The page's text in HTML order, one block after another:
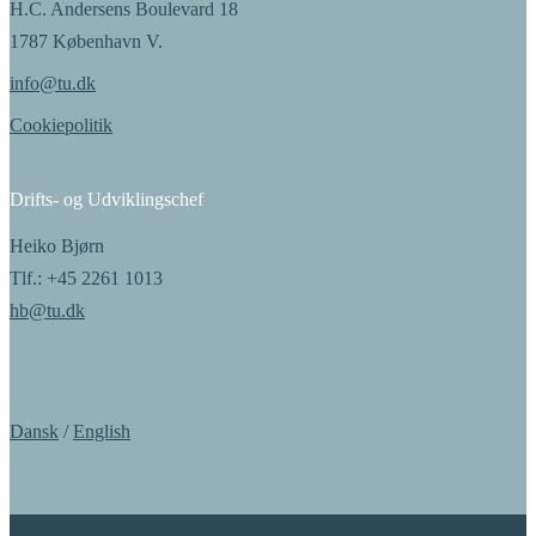
H.C. Andersens Boulevard 18
1787 København V.​​​​‌ ‍ ​‍​‍‌‍ ‌ ​‍‌‍‍‌‌‍‌ ‌‍‍‌‌‍ ‍​‍​‍​ ‍‍​‍​‍‌ ​ ‌‍​‌‌‍ ‍‌‍‍‌‌ ‌​‌ ‍‌​‍ ‍‌‍‍‌‌‍ ​‍​‍​‍ ​​‍​‍‌‍‍​‌ ​‍‌‍‌‌‌‍‌‍​‍​‍​ ‍‍​‍​‍‌‍‍​‌ ‌​‌ ‌​‌ ​​‌ ​ ​ ‍‍​‍ ​‍ ‌ ‌​‌ ‌‌​‍ ‍‌ ​ ‌‍​‌‌‍ ‍‌‍‍‌‌ ‌​‌ ‍‌​‍ ‍‌ ​ ‌ ‌​‌ ‌‌‌‍‌​‌‍‍‌‌‍ ​‍ ‌‍‍‌‌‍ ‍‌ ‌​‌‍‌‌‌‍ ‍‌ ‌​​‍ ‌‍‌‌‌‍‌​‌‍‍‌‌ ‌​​‍ ‌‍ ‌‌‍ ‌‍‌​‌‍‌‌​ ‌‌ ​​‌ ​‍‌‍‌‌‌ ​ ‌‍‌‌‌‍ ‍‌ ‌​‌‍​‌‌ ‌​‌‍‍‌‌‍ ‌‍ ‍​ ‍ ‌‍‍‌‌‍‌​​ ‌‌‍‌‍‌‍ ‌‍ ‌ ‌​‌‍‌‌‌ ​‍​‍ ‌‌‍‌​‌‍​‌​ ‍ ‌ ‌​‌ ‍‌‌ ​​‌‍‌‌​ ‌‌‍‌‍‌‍ ‌‍ ‌ ‌​‌‍‌‌‌ ​‍​ ‍ ‌ ​​‌‍​‌‌ ‌​‌‍‍​​ ‌‌‍​ ‌‍ ‌‍ ​‌ ‌‌‌‍ ‌‌‍ ‍‌ ​ ​‍‌‌​ ‌‌‌​​‍‌‌ ‌‍‍ ‌‍‌‌‌ ‍‌​‍‌‌​ ​ ‌​‌​​‍‌‌​ ​ ‌​‌​​‍‌‌​ ​‍​ ​‍‌‍‌‌​ ‍‌​ ‌ ​ ​‍​ ​​​ ​​‌‍​‌​ ​‌​‍‌‌​ ​‍​ ​‍​‍‌‌​ ‌‌‌​‌​​‍ ‍‌‍​‍‌‍ ‌‍‌​‌ ‍‌​‍‌‌​ ‌‌‌​​‍‌‌ ‌‍‍ ‌‍‌‌‌ ‍‌​‍‌‌​ ​ ‌​‌​​‍‌‌​ ​ ‌​‌​​‍‌‌​ ​‍​ ​‍​ ​ ​ ‌‍​ ‍‌‌‍‌‍‌‍‌​​ ​‌​ ​ ​ ‍‌​‍‌‌​ ​‍​ ​‍​‍‌‌​ ‌‌‌​‌​​‍ ‍‌‍​ ‌‍‍​‌‍‍‌‌‍ ​‌‍‌​‌ ​‍‌‍‌‌‌‍ ‍​‍‌‌​ ‌‌‌​​‍‌‌ ‌‍‍ ‌‍‌‌‌ ‍‌​‍‌‌​ ​ ‌​‌​​‍‌‌​ ​ ‌​‌​​‍‌‌​ ​‍​ ​‍​ ‌ ​ ‌‌​ ​‍‌‍​ ‌‍‌​​ ‌‍​ ‌‍​ ​‍​‍‌‌​ ​‍​ ​‍​‍‌‌​ ‌‌‌​‌​​‍ ‍‌ ‌​‌‍‌‌‌ ‍​‌ ‌​​ ‌‍​‍‌‍​‌‌ ​ ‌‍‌‌‌‌‌‌‌ ​‍‌‍ ​​ ‌‌‍‍​‌ ‌​‌ ‌​‌ ​​‌ ​ ​‍‌‌​ ​ ‌​​‌​‍‌‌​ ​‍‌​‌‍​‍‌‌​ ​‍‌​‌‍‌ ‌​‌ ‌‌​‍ ‍‌ ​ ‌‍​‌‌‍ ‍‌‍‍‌‌ ‌​‌ ‍‌​‍ ‍‌ ​ ‌ ‌​‌ ‌‌‌‍‌​‌‍‍‌‌‍ ​‍‌‍‌‍‍‌‌‍‌​​ ‌‌‍‌‍‌‍ ‌‍ ‌ ‌​‌‍‌‌‌ ​‍​‍ ‌‌‍‌​‌‍​‌​‍‌‍‌ ‌​‌ ‍‌‌ ​​‌‍‌‌​ ‌‌‍‌‍‌‍ ‌‍ ‌ ‌​‌‍‌‌‌ ​‍​‍‌‍‌ ​​‌‍​‌‌ ‌​‌‍‍​​ ‌‌‍​ ‌‍ ‌‍ ​‌ ‌‌‌‍ ‌‌‍ ‍‌ ​ ​‍‌‌​ ‌‌‌​​‍‌‌ ‌‍‍ ‌‍‌‌‌ ‍‌​‍‌‌​ ​ ‌​‌​​‍‌‌​ ​ ‌​‌​​‍‌‌​ ​‍​ ​‍‌‍‌‌​ ‍‌​ ‌ ​ ​‍​ ​​​ ​​‌‍​‌​ ​‌​‍‌‌​ ​‍​ ​‍​‍‌‌​ ‌‌‌​‌​​‍ ‍‌‍​‍‌‍ ‌‍‌​‌ ‍‌​‍‌‌​ ‌‌‌​​‍‌‌ ‌‍‍ ‌‍‌‌‌ ‍‌​‍‌‌​ ​ ‌​‌​​‍‌‌​ ​ ‌​‌​​‍‌‌​ ​‍​ ​‍​ ​ ​ ‌‍​ ‍‌‌‍‌‍‌‍‌​​ ​‌​ ​ ​ ‍‌​‍‌‌​ ​‍​ ​‍​‍‌‌​ ‌‌‌​‌​​‍ ‍‌‍​ ‌‍‍​‌‍‍‌‌‍ ​‌‍‌​‌ ​‍‌‍‌‌‌‍ ‍​‍‌‌​ ‌‌‌​​‍‌‌ ‌‍‍ ‌‍‌‌‌ ‍‌​‍‌‌​ ​ ‌​‌​​‍‌‌​ ​ ‌​‌​​‍‌‌​ ​‍​ ​‍​ ‌ ​ ‌‌​ ​‍‌‍​ ‌‍‌​​ ‌‍​ ‌‍​ ​‍​‍‌‌​ ​‍​ ​‍​‍‌‌​ ‌‌‌​‌​​‍ ‍‌ ‌​‌‍‌‌‌ ‍​‌ ‌​​‍‌‍‌ ​​‌‍‌‌‌ ​‍‌ ​ ‌ ​​‌‍‌‌‌‍​ ‌ ‌​‌‍‍‌‌ ‌‍‌‍‌‌​ ‌‌ ​​‌ ‌‌‌‍​‍‌‍ ​‌‍‍‌‌ ​ ‌‍‍​‌‍‌‌‌‍‌​​‍​‍‌ ‌
info@tu.dk​​​​‌ ‍ ​‍​‍‌‍ ‌ ​‍‌‍‍‌‌‍‌ ‌‍‍‌‌‍ ‍​‍​‍​ ‍‍​‍​‍‌ ​ ‌‍​‌‌‍ ‍‌‍‍‌‌ ‌​‌ ‍‌​‍ ‍‌‍‍‌‌‍ ​‍​‍​‍ ​​‍​‍‌‍‍​‌ ​‍‌‍‌‌‌‍‌‍​‍​‍​ ‍‍​‍​‍‌‍‍​‌ ‌​‌ ‌​‌ ​​‌ ​ ​ ‍‍​‍ ​‍ ‌ ‌​‌ ‌‌​‍ ‍‌ ​ ‌‍​‌‌‍ ‍‌‍‍‌‌ ‌​‌ ‍‌​‍ ‍‌ ​ ‌ ‌​‌ ‌‌‌‍‌​‌‍‍‌‌‍ ​‍ ‌‍‍‌‌‍ ‍‌ ‌​‌‍‌‌‌‍ ‍‌ ‌​​‍ ‌‍‌‌‌‍‌​‌‍‍‌‌ ‌​​‍ ‌‍ ‌‌‍ ‌‍‌​‌‍‌‌​ ‌‌ ​​‌ ​‍‌‍‌‌‌ ​ ‌‍‌‌‌‍ ‍‌ ‌​‌‍​‌‌ ‌​‌‍‍‌‌‍ ‌‍ ‍​ ‍ ‌‍‍‌‌‍‌​​ ‌‌‍‌‍‌‍ ‌‍ ‌ ‌​‌‍‌‌‌ ​‍​‍ ‌‌‍‌​‌‍​‌​ ‍ ‌ ‌​‌ ‍‌‌ ​​‌‍‌‌​ ‌‌‍‌‍‌‍ ‌‍ ‌ ‌​‌‍‌‌‌ ​‍​ ‍ ‌ ​​‌‍​‌‌ ‌​‌‍‍​​ ‌‌‍​ ‌‍ ‌‍ ​‌ ‌‌‌‍ ‌‌‍ ‍‌ ​ ​‍‌‌​ ‌‌‌​​‍‌‌ ‌‍‍ ‌‍‌‌‌ ‍‌​‍‌‌​ ​ ‌​‌​​‍‌‌​ ​ ‌​‌​​‍‌‌​ ​‍​ ​‍‌‍‌‌​ ‍‌​ ‌ ​ ​‍​ ​​​ ​​‌‍​‌​ ​‌​‍‌‌​ ​‍​ ​‍​‍‌‌​ ‌‌‌​‌​​‍ ‍‌‍​‍‌‍ ‌‍‌​‌ ‍‌​‍‌‌​ ‌‌‌​​‍‌‌ ‌‍‍ ‌‍‌‌‌ ‍‌​‍‌‌​ ​ ‌​‌​​‍‌‌​ ​ ‌​‌​​‍‌‌​ ​‍​ ​‍​ ​‍​ ‍‌‌‍‌‌‌‍‌‌​ ​ ​ ‌ ​ ‍‌​ ​‍​‍‌‌​ ​‍​ ​‍​‍‌‌​ ‌‌‌​‌​​‍ ‍‌‍​ ‌‍‍​‌‍‍‌‌‍ ​‌‍‌​‌ ​‍‌‍‌‌‌‍ ‍​‍‌‌​ ‌‌‌​​‍‌‌ ‌‍‍ ‌‍‌‌‌ ‍‌​‍‌‌​ ​ ‌​‌​​‍‌‌​ ​ ‌​‌​​‍‌‌​ ​‍​ ​‍‌‍‌‌​ ​‌​ ‌​​ ​‌‌‍‌‍‌‍​‍​ ‌‍​ ‌‍​‍‌‌​ ​‍​ ​‍​‍‌‌​ ‌‌‌​‌​​‍ ‍‌ ‌​‌‍‌‌‌ ‍​‌ ‌​​ ‌‍​‍‌‍​‌‌ ​ ‌‍‌‌‌‌‌‌‌ ​‍‌‍ ​​ ‌‌‍‍​‌ ‌​‌ ‌​‌ ​​‌ ​ ​‍‌‌​ ​ ‌​​‌​‍‌‌​ ​‍‌​‌‍​‍‌‌​ ​‍‌​‌‍‌ ‌​‌ ‌‌​‍ ‍‌ ​ ‌‍​‌‌‍ ‍‌‍‍‌‌ ‌​‌ ‍‌​‍ ‍‌ ​ ‌ ‌​‌ ‌‌‌‍‌​‌‍‍‌‌‍ ​‍‌‍‌‍‍‌‌‍‌​​ ‌‌‍‌‍‌‍ ‌‍ ‌ ‌​‌‍‌‌‌ ​‍​‍ ‌‌‍‌​‌‍​‌​‍‌‍‌ ‌​‌ ‍‌‌ ​​‌‍‌‌​ ‌‌‍‌‍‌‍ ‌‍ ‌ ‌​‌‍‌‌‌ ​‍​‍‌‍‌ ​​‌‍​‌‌ ‌​‌‍‍​​ ‌‌‍​ ‌‍ ‌‍ ​‌ ‌‌‌‍ ‌‌‍ ‍‌ ​ ​‍‌‌​ ‌‌‌​​‍‌‌ ‌‍‍ ‌‍‌‌‌ ‍‌​‍‌‌​ ​ ‌​‌​​‍‌‌​ ​ ‌​‌​​‍‌‌​ ​‍​ ​‍‌‍‌‌​ ‍‌​ ‌ ​ ​‍​ ​​​ ​​‌‍​‌​ ​‌​‍‌‌​ ​‍​ ​‍​‍‌‌​ ‌‌‌​‌​​‍ ‍‌‍​‍‌‍ ‌‍‌​‌ ‍‌​‍‌‌​ ‌‌‌​​‍‌‌ ‌‍‍ ‌‍‌‌‌ ‍‌​‍‌‌​ ​ ‌​‌​​‍‌‌​ ​ ‌​‌​​‍‌‌​ ​‍​ ​‍​ ​‍​ ‍‌‌‍‌‌‌‍‌‌​ ​ ​ ‌ ​ ‍‌​ ​‍​‍‌‌​ ​‍​ ​‍​‍‌‌​ ‌‌‌​‌​​‍ ‍‌‍​ ‌‍‍​‌‍‍‌‌‍ ​‌‍‌​‌ ​‍‌‍‌‌‌‍ ‍​‍‌‌​ ‌‌‌​​‍‌‌ ‌‍‍ ‌‍‌‌‌ ‍‌​‍‌‌​ ​ ‌​‌​​‍‌‌​ ​ ‌​‌​​‍‌‌​ ​‍​ ​‍‌‍‌‌​ ​‌​ ‌​​ ​‌‌‍‌‍‌‍​‍​ ‌‍​ ‌‍​‍‌‌​ ​‍​ ​‍​‍‌‌​ ‌‌‌​‌​​‍ ‍‌ ‌​‌‍‌‌‌ ‍​‌ ‌​​‍‌‍‌ ​​‌‍‌‌‌ ​‍‌ ​ ‌ ​​‌‍‌‌‌‍​ ‌ ‌​‌‍‍‌‌ ‌‍‌‍‌‌​ ‌‌ ​​‌ ‌‌‌‍​‍‌‍ ​‌‍‍‌‌ ​ ‌‍‍​‌‍‌‌‌‍‌​​‍​‍‌ ‌
Cookiepolitik​​​​‌ ‍ ​‍​‍‌‍ ‌ ​‍‌‍‍‌‌‍‌ ‌‍‍‌‌‍ ‍​‍​‍​ ‍‍​‍​‍‌ ​ ‌‍​‌‌‍ ‍‌‍‍‌‌ ‌​‌ ‍‌​‍ ‍‌‍‍‌‌‍ ​‍​‍​‍ ​​‍​‍‌‍‍​‌ ​‍‌‍‌‌‌‍‌‍​‍​‍​ ‍‍​‍​‍‌‍‍​‌ ‌​‌ ‌​‌ ​​‌ ​ ​ ‍‍​‍ ​‍ ‌ ‌​‌ ‌‌​‍ ‍‌ ​ ‌‍​‌‌‍ ‍‌‍‍‌‌ ‌​‌ ‍‌​‍ ‍‌ ​ ‌ ‌​‌ ‌‌‌‍‌​‌‍‍‌‌‍ ​‍ ‌‍‍‌‌‍ ‍‌ ‌​‌‍‌‌‌‍ ‍‌ ‌​​‍ ‌‍‌‌‌‍‌​‌‍‍‌‌ ‌​​‍ ‌‍ ‌‌‍ ‌‍‌​‌‍‌‌​ ‌‌ ​​‌ ​‍‌‍‌‌‌ ​ ‌‍‌‌‌‍ ‍‌ ‌​‌‍​‌‌ ‌​‌‍‍‌‌‍ ‌‍ ‍​ ‍ ‌‍‍‌‌‍‌​​ ‌‌‍‌‍‌‍ ‌‍ ‌ ‌​‌‍‌‌‌ ​‍​‍ ‌‌‍‌​‌‍​‌​ ‍ ‌ ‌​‌ ‍‌‌ ​​‌‍‌‌​ ‌‌‍‌‍‌‍ ‌‍ ‌ ‌​‌‍‌‌‌ ​‍​ ‍ ‌ ​​‌‍​‌‌ ‌​‌‍‍​​ ‌‌‍​ ‌‍ ‌‍ ​‌ ‌‌‌‍ ‌‌‍ ‍‌ ​ ​‍‌‌​ ‌‌‌​​‍‌‌ ‌‍‍ ‌‍‌‌‌ ‍‌​‍‌‌​ ​ ‌​‌​​‍‌‌​ ​ ‌​‌​​‍‌‌​ ​‍​ ​‍‌‍‌‌​ ‍‌​ ‌ ​ ​‍​ ​​​ ​​‌‍​‌​ ​‌​‍‌‌​ ​‍​ ​‍​‍‌‌​ ‌‌‌​‌​​‍ ‍‌‍​‍‌‍ ‌‍‌​‌ ‍‌​‍‌‌​ ‌‌‌​​‍‌‌ ‌‍‍ ‌‍‌‌‌ ‍‌​‍‌‌​ ​ ‌​‌​​‍‌‌​ ​ ‌​‌​​‍‌‌​ ​‍​ ​‍​ ‍​​ ‌​​ ‍‌​ ​ ​ ​ ‌‍​‌​ ‍​​ ‍​​‍‌‌​ ​‍​ ​‍​‍‌‌​ ‌‌‌​‌​​‍ ‍‌‍​ ‌‍‍​‌‍‍‌‌‍ ​‌‍‌​‌ ​‍‌‍‌‌‌‍ ‍​‍‌‌​ ‌‌‌​​‍‌‌ ‌‍‍ ‌‍‌‌‌ ‍‌​‍‌‌​ ​ ‌​‌​​‍‌‌​ ​ ‌​‌​​‍‌‌​ ​‍​ ​‍​ ​​​ ‍​‌‍​ ​ ​ ​ ​‌​ ​‌​ ‍‌‌‍​‍​‍‌‌​ ​‍​ ​‍​‍‌‌​ ‌‌‌​‌​​‍ ‍‌ ‌​‌‍‌‌‌ ‍​‌ ‌​​ ‌‍​‍‌‍​‌‌ ​ ‌‍‌‌‌‌‌‌‌ ​‍‌‍ ​​ ‌‌‍‍​‌ ‌​‌ ‌​‌ ​​‌ ​ ​‍‌‌​ ​ ‌​​‌​‍‌‌​ ​‍‌​‌‍​‍‌‌​ ​‍‌​‌‍‌ ‌​‌ ‌‌​‍ ‍‌ ​ ‌‍​‌‌‍ ‍‌‍‍‌‌ ‌​‌ ‍‌​‍ ‍‌ ​ ‌ ‌​‌ ‌‌‌‍‌​‌‍‍‌‌‍ ​‍‌‍‌‍‍‌‌‍‌​​ ‌‌‍‌‍‌‍ ‌‍ ‌ ‌​‌‍‌‌‌ ​‍​‍ ‌‌‍‌​‌‍​‌​‍‌‍‌ ‌​‌ ‍‌‌ ​​‌‍‌‌​ ‌‌‍‌‍‌‍ ‌‍ ‌ ‌​‌‍‌‌‌ ​‍​‍‌‍‌ ​​‌‍​‌‌ ‌​‌‍‍​​ ‌‌‍​ ‌‍ ‌‍ ​‌ ‌‌‌‍ ‌‌‍ ‍‌ ​ ​‍‌‌​ ‌‌‌​​‍‌‌ ‌‍‍ ‌‍‌‌‌ ‍‌​‍‌‌​ ​ ‌​‌​​‍‌‌​ ​ ‌​‌​​‍‌‌​ ​‍​ ​‍‌‍‌‌​ ‍‌​ ‌ ​ ​‍​ ​​​ ​​‌‍​‌​ ​‌​‍‌‌​ ​‍​ ​‍​‍‌‌​ ‌‌‌​‌​​‍ ‍‌‍​‍‌‍ ‌‍‌​‌ ‍‌​‍‌‌​ ‌‌‌​​‍‌‌ ‌‍‍ ‌‍‌‌‌ ‍‌​‍‌‌​ ​ ‌​‌​​‍‌‌​ ​ ‌​‌​​‍‌‌​ ​‍​ ​‍​ ‍​​ ‌​​ ‍‌​ ​ ​ ​ ‌‍​‌​ ‍​​ ‍​​‍‌‌​ ​‍​ ​‍​‍‌‌​ ‌‌‌​‌​​‍ ‍‌‍​ ‌‍‍​‌‍‍‌‌‍ ​‌‍‌​‌ ​‍‌‍‌‌‌‍ ‍​‍‌‌​ ‌‌‌​​‍‌‌ ‌‍‍ ‌‍‌‌‌ ‍‌​‍‌‌​ ​ ‌​‌​​‍‌‌​ ​ ‌​‌​​‍‌‌​ ​‍​ ​‍​ ​​​ ‍​‌‍​ ​ ​ ​ ​‌​ ​‌​ ‍‌‌‍​‍​‍‌‌​ ​‍​ ​‍​‍‌‌​ ‌‌‌​‌​​‍ ‍‌ ‌​‌‍‌‌‌ ‍​‌ ‌​​‍‌‍‌ ​​‌‍‌‌‌ ​‍‌ ​ ‌ ​​‌‍‌‌‌‍​ ‌ ‌​‌‍‍‌‌ ‌‍‌‍‌‌​ ‌‌ ​​‌ ‌‌‌‍​‍‌‍ ​‌‍‍‌‌ ​ ‌‍‍​‌‍‌‌‌‍‌​​‍​‍‌ ‌
Drifts- og Udviklingschef​​​​‌ ‍ ​‍​‍‌‍ ‌ ​‍‌‍‍‌‌‍‌ ‌‍‍‌‌‍ ‍​‍​‍​ ‍‍​‍​‍‌ ​ ‌‍​‌‌‍ ‍‌‍‍‌‌ ‌​‌ ‍‌​‍ ‍‌‍‍‌‌‍ ​‍​‍​‍ ​​‍​‍‌‍‍​‌ ​‍‌‍‌‌‌‍‌‍​‍​‍​ ‍‍​‍​‍‌‍‍​‌ ‌​‌ ‌​‌ ​​‌ ​ ​ ‍‍​‍ ​‍ ‌ ‌​‌ ‌‌​‍ ‍‌ ​ ‌‍​‌‌‍ ‍‌‍‍‌‌ ‌​‌ ‍‌​‍ ‍‌ ​ ‌ ‌​‌ ‌‌‌‍‌​‌‍‍‌‌‍ ​‍ ‌‍‍‌‌‍ ‍‌ ‌​‌‍‌‌‌‍ ‍‌ ‌​​‍ ‌‍‌‌‌‍‌​‌‍‍‌‌ ‌​​‍ ‌‍ ‌‌‍ ‌‍‌​‌‍‌‌​ ‌‌ ​​‌ ​‍‌‍‌‌‌ ​ ‌‍‌‌‌‍ ‍‌ ‌​‌‍​‌‌ ‌​‌‍‍‌‌‍ ‌‍ ‍​ ‍ ‌‍‍‌‌‍‌​​ ‌‌‍‌‍‌‍ ‌‍ ‌ ‌​‌‍‌‌‌ ​‍​‍ ‌‌‍‌​‌‍​‌​ ‍ ‌ ‌​‌ ‍‌‌ ​​‌‍‌‌​ ‌‌‍‌‍‌‍ ‌‍ ‌ ‌​‌‍‌‌‌ ​‍​ ‍ ‌ ​​‌‍​‌‌ ‌​‌‍‍​​ ‌‌‍​ ‌‍ ‌‍ ​‌ ‌‌‌‍ ‌‌‍ ‍‌ ​ ​‍‌‌​ ‌‌‌​​‍‌‌ ‌‍‍ ‌‍‌‌‌ ‍‌​‍‌‌​ ​ ‌​‌​​‍‌‌​ ​ ‌​‌​​‍‌‌​ ​‍​ ​‍‌‍​‍‌‍‌‍​ ‌‍‌‍‌‌‌‍‌​‌‍‌​‌‍​ ‌‍‌‌​‍‌‌​ ​‍​ ​‍​‍‌‌​ ‌‌‌​‌​​‍ ‍‌ ‌​‌‍‍‌‌ ‌​‌‍ ​‌‍‌‌​ ‌‍​‍‌‍​‌‌ ​ ‌‍‌‌‌‌‌‌‌ ​‍‌‍ ​​ ‌‌‍‍​‌ ‌​‌ ‌​‌ ​​‌ ​ ​‍‌‌​ ​ ‌​​‌​‍‌‌​ ​‍‌​‌‍​‍‌‌​ ​‍‌​‌‍‌ ‌​‌ ‌‌​‍ ‍‌ ​ ‌‍​‌‌‍ ‍‌‍‍‌‌ ‌​‌ ‍‌​‍ ‍‌ ​ ‌ ‌​‌ ‌‌‌‍‌​‌‍‍‌‌‍ ​‍‌‍‌‍‍‌‌‍‌​​ ‌‌‍‌‍‌‍ ‌‍ ‌ ‌​‌‍‌‌‌ ​‍​‍ ‌‌‍‌​‌‍​‌​‍‌‍‌ ‌​‌ ‍‌‌ ​​‌‍‌‌​ ‌‌‍‌‍‌‍ ‌‍ ‌ ‌​‌‍‌‌‌ ​‍​‍‌‍‌ ​​‌‍​‌‌ ‌​‌‍‍​​ ‌‌‍​ ‌‍ ‌‍ ​‌ ‌‌‌‍ ‌‌‍ ‍‌ ​ ​‍‌‌​ ‌‌‌​​‍‌‌ ‌‍‍ ‌‍‌‌‌ ‍‌​‍‌‌​ ​ ‌​‌​​‍‌‌​ ​ ‌​‌​​‍‌‌​ ​‍​ ​‍‌‍​‍‌‍‌‍​ ‌‍‌‍‌‌‌‍‌​‌‍‌​‌‍​ ‌‍‌‌​‍‌‌​ ​‍​ ​‍​‍‌‌​ ‌‌‌​‌​​‍ ‍‌ ‌​‌‍‍‌‌ ‌​‌‍ ​‌‍‌‌​‍‌‍‌ ​​‌‍‌‌‌ ​‍‌ ​ ‌ ​​‌‍‌‌‌‍​ ‌ ‌​‌‍‍‌‌ ‌‍‌‍‌‌​ ‌‌ ​​‌ ‌‌‌‍​‍‌‍ ​‌‍‍‌‌ ​ ‌‍‍​‌‍‌‌‌‍‌​​‍​‍‌ ‌
Heiko Bjørn
Tlf.: +45 2261 1013
hb@tu.dk​​​​‌ ‍ ​‍​‍‌‍ ‌ ​‍‌‍‍‌‌‍‌ ‌‍‍‌‌‍ ‍​‍​‍​ ‍‍​‍​‍‌ ​ ‌‍​‌‌‍ ‍‌‍‍‌‌ ‌​‌ ‍‌​‍ ‍‌‍‍‌‌‍ ​‍​‍​‍ ​​‍​‍‌‍‍​‌ ​‍‌‍‌‌‌‍‌‍​‍​‍​ ‍‍​‍​‍‌‍‍​‌ ‌​‌ ‌​‌ ​​‌ ​ ​ ‍‍​‍ ​‍ ‌ ‌​‌ ‌‌​‍ ‍‌ ​ ‌‍​‌‌‍ ‍‌‍‍‌‌ ‌​‌ ‍‌​‍ ‍‌ ​ ‌ ‌​‌ ‌‌‌‍‌​‌‍‍‌‌‍ ​‍ ‌‍‍‌‌‍ ‍‌ ‌​‌‍‌‌‌‍ ‍‌ ‌​​‍ ‌‍‌‌‌‍‌​‌‍‍‌‌ ‌​​‍ ‌‍ ‌‌‍ ‌‍‌​‌‍‌‌​ ‌‌ ​​‌ ​‍‌‍‌‌‌ ​ ‌‍‌‌‌‍ ‍‌ ‌​‌‍​‌‌ ‌​‌‍‍‌‌‍ ‌‍ ‍​ ‍ ‌‍‍‌‌‍‌​​ ‌‌‍‌‍‌‍ ‌‍ ‌ ‌​‌‍‌‌‌ ​‍​‍ ‌‌‍‌​‌‍​‌​ ‍ ‌ ‌​‌ ‍‌‌ ​​‌‍‌‌​ ‌‌‍‌‍‌‍ ‌‍ ‌ ‌​‌‍‌‌‌ ​‍​ ‍ ‌ ​​‌‍​‌‌ ‌​‌‍‍​​ ‌‌‍​ ‌‍ ‌‍ ​‌ ‌‌‌‍ ‌‌‍ ‍‌ ​ ​‍‌‌​ ‌‌‌​​‍‌‌ ‌‍‍ ‌‍‌‌‌ ‍‌​‍‌‌​ ​ ‌​‌​​‍‌‌​ ​ ‌​‌​​‍‌‌​ ​‍​ ​‍‌‍​‍‌‍‌‍​ ‌‍‌‍‌‌‌‍‌​‌‍‌​‌‍​ ‌‍‌‌​‍‌‌​ ​‍​ ​‍​‍‌‌​ ‌‌‌​‌​​‍ ‍‌‍​‍‌‍ ‌‍‌​‌ ‍‌​‍‌‌​ ‌‌‌​​‍‌‌ ‌‍‍ ‌‍‌‌‌ ‍‌​‍‌‌​ ​ ‌​‌​​‍‌‌​ ​ ‌​‌​​‍‌‌​ ​‍​ ​‍‌‍​ ‌‍​ ‌‍​‌‌‍​‌​ ‌‍​ ​​‌‍‌‍​ ​‌​‍‌‌​ ​‍​ ​‍​‍‌‌​ ‌‌‌​‌​​‍ ‍‌‍​ ‌‍‍​‌‍‍‌‌‍ ​‌‍‌​‌ ​‍‌‍‌‌‌‍ ‍​‍‌‌​ ‌‌‌​​‍‌‌ ‌‍‍ ‌‍‌‌‌ ‍‌​‍‌‌​ ​ ‌​‌​​‍‌‌​ ​ ‌​‌​​‍‌‌​ ​‍​ ​‍‌‍‌‌‌‍‌‌‌‍‌​‌‍‌​​ ​‌‌‍​ ​ ‌‌​ ​‌​‍‌‌​ ​‍​ ​‍​‍‌‌​ ‌‌‌​‌​​‍ ‍‌ ‌​‌‍‌‌‌ ‍​‌ ‌​​ ‌‍​‍‌‍​‌‌ ​ ‌‍‌‌‌‌‌‌‌ ​‍‌‍ ​​ ‌‌‍‍​‌ ‌​‌ ‌​‌ ​​‌ ​ ​‍‌‌​ ​ ‌​​‌​‍‌‌​ ​‍‌​‌‍​‍‌‌​ ​‍‌​‌‍‌ ‌​‌ ‌‌​‍ ‍‌ ​ ‌‍​‌‌‍ ‍‌‍‍‌‌ ‌​‌ ‍‌​‍ ‍‌ ​ ‌ ‌​‌ ‌‌‌‍‌​‌‍‍‌‌‍ ​‍‌‍‌‍‍‌‌‍‌​​ ‌‌‍‌‍‌‍ ‌‍ ‌ ‌​‌‍‌‌‌ ​‍​‍ ‌‌‍‌​‌‍​‌​‍‌‍‌ ‌​‌ ‍‌‌ ​​‌‍‌‌​ ‌‌‍‌‍‌‍ ‌‍ ‌ ‌​‌‍‌‌‌ ​‍​‍‌‍‌ ​​‌‍​‌‌ ‌​‌‍‍​​ ‌‌‍​ ‌‍ ‌‍ ​‌ ‌‌‌‍ ‌‌‍ ‍‌ ​ ​‍‌‌​ ‌‌‌​​‍‌‌ ‌‍‍ ‌‍‌‌‌ ‍‌​‍‌‌​ ​ ‌​‌​​‍‌‌​ ​ ‌​‌​​‍‌‌​ ​‍​ ​‍‌‍​‍‌‍‌‍​ ‌‍‌‍‌‌‌‍‌​‌‍‌​‌‍​ ‌‍‌‌​‍‌‌​ ​‍​ ​‍​‍‌‌​ ‌‌‌​‌​​‍ ‍‌‍​‍‌‍ ‌‍‌​‌ ‍‌​‍‌‌​ ‌‌‌​​‍‌‌ ‌‍‍ ‌‍‌‌‌ ‍‌​‍‌‌​ ​ ‌​‌​​‍‌‌​ ​ ‌​‌​​‍‌‌​ ​‍​ ​‍‌‍​ ‌‍​ ‌‍​‌‌‍​‌​ ‌‍​ ​​‌‍‌‍​ ​‌​‍‌‌​ ​‍​ ​‍​‍‌‌​ ‌‌‌​‌​​‍ ‍‌‍​ ‌‍‍​‌‍‍‌‌‍ ​‌‍‌​‌ ​‍‌‍‌‌‌‍ ‍​‍‌‌​ ‌‌‌​​‍‌‌ ‌‍‍ ‌‍‌‌‌ ‍‌​‍‌‌​ ​ ‌​‌​​‍‌‌​ ​ ‌​‌​​‍‌‌​ ​‍​ ​‍‌‍‌‌‌‍‌‌‌‍‌​‌‍‌​​ ​‌‌‍​ ​ ‌‌​ ​‌​‍‌‌​ ​‍​ ​‍​‍‌‌​ ‌‌‌​‌​​‍ ‍‌ ‌​‌‍‌‌‌ ‍​‌ ‌​​‍‌‍‌ ​​‌‍‌‌‌ ​‍‌ ​ ‌ ​​‌‍‌‌‌‍​ ‌ ‌​‌‍‍‌‌ ‌‍‌‍‌‌​ ‌‌ ​​‌ ‌‌‌‍​‍‌‍ ​‌‍‍‌‌ ​ ‌‍‍​‌‍‌‌‌‍‌​​‍​‍‌ ‌
Dansk​​​​‌ ‍ ​‍​‍‌‍ ‌ ​‍‌‍‍‌‌‍‌ ‌‍‍‌‌‍ ‍​‍​‍​ ‍‍​‍​‍‌ ​ ‌‍​‌‌‍ ‍‌‍‍‌‌ ‌​‌ ‍‌​‍ ‍‌‍‍‌‌‍ ​‍​‍​‍ ​​‍​‍‌‍‍​‌ ​‍‌‍‌‌‌‍‌‍​‍​‍​ ‍‍​‍​‍‌‍‍​‌ ‌​‌ ‌​‌ ​​‌ ​ ​ ‍‍​‍ ​‍ ‌ ‌​‌ ‌‌​‍ ‍‌ ​ ‌‍​‌‌‍ ‍‌‍‍‌‌ ‌​‌ ‍‌​‍ ‍‌ ​ ‌ ‌​‌ ‌‌‌‍‌​‌‍‍‌‌‍ ​‍ ‌‍‍‌‌‍ ‍‌ ‌​‌‍‌‌‌‍ ‍‌ ‌​​‍ ‌‍‌‌‌‍‌​‌‍‍‌‌ ‌​​‍ ‌‍ ‌‌‍ ‌‍‌​‌‍‌‌​ ‌‌ ​​‌ ​‍‌‍‌‌‌ ​ ‌‍‌‌‌‍ ‍‌ ‌​‌‍​‌‌ ‌​‌‍‍‌‌‍ ‌‍ ‍​ ‍ ‌‍‍‌‌‍‌​​ ‌‌‍‌‍‌‍ ‌‍ ‌ ‌​‌‍‌‌‌ ​‍​‍ ‌‌‍‌​‌‍​‌​ ‍ ‌ ‌​‌ ‍‌‌ ​​‌‍‌‌​ ‌‌‍‌‍‌‍ ‌‍ ‌ ‌​‌‍‌‌‌ ​‍​ ‍ ‌ ​​‌‍​‌‌ ‌​‌‍‍​​ ‌‌‍​ ‌‍ ‌‍ ​‌ ‌‌‌‍ ‌‌‍ ‍‌ ​ ​‍‌‌​ ‌‌‌​​‍‌‌ ‌‍‍ ‌‍‌‌‌ ‍‌​‍‌‌​ ​ ‌​‌​​‍‌‌​ ​ ‌​‌​​‍‌‌​ ​‍​ ​‍‌‍​‌​ ‌‌​ ​‌​ ‌‍​ ‍‌​ ​ ​ ‍​​ ​‍​‍‌‌​ ​‍​ ​‍​‍‌‌​ ‌‌‌​‌​​‍ ‍‌‍​‍‌‍ ‌‍‌​‌ ‍‌​‍‌‌​ ‌‌‌​​‍‌‌ ‌‍‍ ‌‍‌‌‌ ‍‌​‍‌‌​ ​ ‌​‌​​‍‌‌​ ​ ‌​‌​​‍‌‌​ ​‍​ ​‍​ ​‍​ ‍​​ ​ ‌‍​ ​ ​‌​ ​‍​ ‌ ‌‍​ ​‍‌‌​ ​‍​ ​‍​‍‌‌​ ‌‌‌​‌​​‍ ‍‌‍​ ‌‍‍​‌‍‍‌‌‍ ​‌‍‌​‌ ​‍‌‍‌‌‌‍ ‍​‍‌‌​ ‌‌‌​​‍‌‌ ‌‍‍ ‌‍‌‌‌ ‍‌​‍‌‌​ ​ ‌​‌​​‍‌‌​ ​ ‌​‌​​‍‌‌​ ​‍​ ​‍‌‍‌‍‌‍‌​‌‍‌​​ ​​‌‍‌‍​ ‍‌​ ‌‌​ ‌​​‍‌‌​ ​‍​ ​‍​‍‌‌​ ‌‌‌​‌​​‍ ‍‌ ‌​‌‍‌‌‌ ‍​‌ ‌​​ ‌‍​‍‌‍​‌‌ ​ ‌‍‌‌‌‌‌‌‌ ​‍‌‍ ​​ ‌‌‍‍​‌ ‌​‌ ‌​‌ ​​‌ ​ ​‍‌‌​ ​ ‌​​‌​‍‌‌​ ​‍‌​‌‍​‍‌‌​ ​‍‌​‌‍‌ ‌​‌ ‌‌​‍ ‍‌ ​ ‌‍​‌‌‍ ‍‌‍‍‌‌ ‌​‌ ‍‌​‍ ‍‌ ​ ‌ ‌​‌ ‌‌‌‍‌​‌‍‍‌‌‍ ​‍‌‍‌‍‍‌‌‍‌​​ ‌‌‍‌‍‌‍ ‌‍ ‌ ‌​‌‍‌‌‌ ​‍​‍ ‌‌‍‌​‌‍​‌​‍‌‍‌ ‌​‌ ‍‌‌ ​​‌‍‌‌​ ‌‌‍‌‍‌‍ ‌‍ ‌ ‌​‌‍‌‌‌ ​‍​‍‌‍‌ ​​‌‍​‌‌ ‌​‌‍‍​​ ‌‌‍​ ‌‍ ‌‍ ​‌ ‌‌‌‍ ‌‌‍ ‍‌ ​ ​‍‌‌​ ‌‌‌​​‍‌‌ ‌‍‍ ‌‍‌‌‌ ‍‌​‍‌‌​ ​ ‌​‌​​‍‌‌​ ​ ‌​‌​​‍‌‌​ ​‍​ ​‍‌‍​‌​ ‌‌​ ​‌​ ‌‍​ ‍‌​ ​ ​ ‍​​ ​‍​‍‌‌​ ​‍​ ​‍​‍‌‌​ ‌‌‌​‌​​‍ ‍‌‍​‍‌‍ ‌‍‌​‌ ‍‌​‍‌‌​ ‌‌‌​​‍‌‌ ‌‍‍ ‌‍‌‌‌ ‍‌​‍‌‌​ ​ ‌​‌​​‍‌‌​ ​ ‌​‌​​‍‌‌​ ​‍​ ​‍​ ​‍​ ‍​​ ​ ‌‍​ ​ ​‌​ ​‍​ ‌ ‌‍​ ​‍‌‌​ ​‍​ ​‍​‍‌‌​ ‌‌‌​‌​​‍ ‍‌‍​ ‌‍‍​‌‍‍‌‌‍ ​‌‍‌​‌ ​‍‌‍‌‌‌‍ ‍​‍‌‌​ ‌‌‌​​‍‌‌ ‌‍‍ ‌‍‌‌‌ ‍‌​‍‌‌​ ​ ‌​‌​​‍‌‌​ ​ ‌​‌​​‍‌‌​ ​‍​ ​‍‌‍‌‍‌‍‌​‌‍‌​​ ​​‌‍‌‍​ ‍‌​ ‌‌​ ‌​​‍‌‌​ ​‍​ ​‍​‍‌‌​ ‌‌‌​‌​​‍ ‍‌ ‌​‌‍‌‌‌ ‍​‌ ‌​​‍‌‍‌ ​​‌‍‌‌‌ ​‍‌ ​ ‌ ​​‌‍‌‌‌‍​ ‌ ‌​‌‍‍‌‌ ‌‍‌‍‌‌​ ‌‌ ​​‌ ‌‌‌‍​‍‌‍ ​‌‍‍‌‌ ​ ‌‍‍​‌‍‌‌‌‍‌​​‍​‍‌ ‌ / ​​​​‌ ‍ ​‍​‍‌‍ ‌ ​‍‌‍‍‌‌‍‌ ‌‍‍‌‌‍ ‍​‍​‍​ ‍‍​‍​‍‌ ​ ‌‍​‌‌‍ ‍‌‍‍‌‌ ‌​‌ ‍‌​‍ ‍‌‍‍‌‌‍ ​‍​‍​‍ ​​‍​‍‌‍‍​‌ ​‍‌‍‌‌‌‍‌‍​‍​‍​ ‍‍​‍​‍‌‍‍​‌ ‌​‌ ‌​‌ ​​‌ ​ ​ ‍‍​‍ ​‍ ‌ ‌​‌ ‌‌​‍ ‍‌ ​ ‌‍​‌‌‍ ‍‌‍‍‌‌ ‌​‌ ‍‌​‍ ‍‌ ​ ‌ ‌​‌ ‌‌‌‍‌​‌‍‍‌‌‍ ​‍ ‌‍‍‌‌‍ ‍‌ ‌​‌‍‌‌‌‍ ‍‌ ‌​​‍ ‌‍‌‌‌‍‌​‌‍‍‌‌ ‌​​‍ ‌‍ ‌‌‍ ‌‍‌​‌‍‌‌​ ‌‌ ​​‌ ​‍‌‍‌‌‌ ​ ‌‍‌‌‌‍ ‍‌ ‌​‌‍​‌‌ ‌​‌‍‍‌‌‍ ‌‍ ‍​ ‍ ‌‍‍‌‌‍‌​​ ‌‌‍‌‍‌‍ ‌‍ ‌ ‌​‌‍‌‌‌ ​‍​‍ ‌‌‍‌​‌‍​‌​ ‍ ‌ ‌​‌ ‍‌‌ ​​‌‍‌‌​ ‌‌‍‌‍‌‍ ‌‍ ‌ ‌​‌‍‌‌‌ ​‍​ ‍ ‌ ​​‌‍​‌‌ ‌​‌‍‍​​ ‌‌‍​ ‌‍ ‌‍ ​‌ ‌‌‌‍ ‌‌‍ ‍‌ ​ ​‍‌‌​ ‌‌‌​​‍‌‌ ‌‍‍ ‌‍‌‌‌ ‍‌​‍‌‌​ ​ ‌​‌​​‍‌‌​ ​ ‌​‌​​‍‌‌​ ​‍​ ​‍‌‍​‌​ ‌‌​ ​‌​ ‌‍​ ‍‌​ ​ ​ ‍​​ ​‍​‍‌‌​ ​‍​ ​‍​‍‌‌​ ‌‌‌​‌​​‍ ‍‌‍​‍‌‍ ‌‍‌​‌ ‍‌​‍‌‌​ ‌‌‌​​‍‌‌ ‌‍‍ ‌‍‌‌‌ ‍‌​‍‌‌​ ​ ‌​‌​​‍‌‌​ ​ ‌​‌​​‍‌‌​ ​‍​ ​‍​ ​‍​ ‍​​ ​ ‌‍​ ​ ​‌​ ​‍​ ‌ ‌‍​ ​‍‌‌​ ​‍​ ​‍​‍‌‌​ ‌‌‌​‌​​‍ ‍‌‍​ ‌‍‍​‌‍‍‌‌‍ ​‌‍‌​‌ ​‍‌‍‌‌‌‍ ‍​‍‌‌​ ‌‌‌​​‍‌‌ ‌‍‍ ‌‍‌‌‌ ‍‌​‍‌‌​ ​ ‌​‌​​‍‌‌​ ​ ‌​‌​​‍‌‌​ ​‍​ ​‍​ ‌‌​ ‌ ‌‍​ ​ ‍‌​ ​ ​ ‌ ‌‍​ ​ ‌‌​‍‌‌​ ​‍​ ​‍​‍‌‌​ ‌‌‌​‌​​‍ ‍‌ ‌​‌‍‌‌‌ ‍​‌ ‌​​ ‌‍​‍‌‍​‌‌ ​ ‌‍‌‌‌‌‌‌‌ ​‍‌‍ ​​ ‌‌‍‍​‌ ‌​‌ ‌​‌ ​​‌ ​ ​‍‌‌​ ​ ‌​​‌​‍‌‌​ ​‍‌​‌‍​‍‌‌​ ​‍‌​‌‍‌ ‌​‌ ‌‌​‍ ‍‌ ​ ‌‍​‌‌‍ ‍‌‍‍‌‌ ‌​‌ ‍‌​‍ ‍‌ ​ ‌ ‌​‌ ‌‌‌‍‌​‌‍‍‌‌‍ ​‍‌‍‌‍‍‌‌‍‌​​ ‌‌‍‌‍‌‍ ‌‍ ‌ ‌​‌‍‌‌‌ ​‍​‍ ‌‌‍‌​‌‍​‌​‍‌‍‌ ‌​‌ ‍‌‌ ​​‌‍‌‌​ ‌‌‍‌‍‌‍ ‌‍ ‌ ‌​‌‍‌‌‌ ​‍​‍‌‍‌ ​​‌‍​‌‌ ‌​‌‍‍​​ ‌‌‍​ ‌‍ ‌‍ ​‌ ‌‌‌‍ ‌‌‍ ‍‌ ​ ​‍‌‌​ ‌‌‌​​‍‌‌ ‌‍‍ ‌‍‌‌‌ ‍‌​‍‌‌​ ​ ‌​‌​​‍‌‌​ ​ ‌​‌​​‍‌‌​ ​‍​ ​‍‌‍​‌​ ‌‌​ ​‌​ ‌‍​ ‍‌​ ​ ​ ‍​​ ​‍​‍‌‌​ ​‍​ ​‍​‍‌‌​ ‌‌‌​‌​​‍ ‍‌‍​‍‌‍ ‌‍‌​‌ ‍‌​‍‌‌​ ‌‌‌​​‍‌‌ ‌‍‍ ‌‍‌‌‌ ‍‌​‍‌‌​ ​ ‌​‌​​‍‌‌​ ​ ‌​‌​​‍‌‌​ ​‍​ ​‍​ ​‍​ ‍​​ ​ ‌‍​ ​ ​‌​ ​‍​ ‌ ‌‍​ ​‍‌‌​ ​‍​ ​‍​‍‌‌​ ‌‌‌​‌​​‍ ‍‌‍​ ‌‍‍​‌‍‍‌‌‍ ​‌‍‌​‌ ​‍‌‍‌‌‌‍ ‍​‍‌‌​ ‌‌‌​​‍‌‌ ‌‍‍ ‌‍‌‌‌ ‍‌​‍‌‌​ ​ ‌​‌​​‍‌‌​ ​ ‌​‌​​‍‌‌​ ​‍​ ​‍​ ‌‌​ ‌ ‌‍​ ​ ‍‌​ ​ ​ ‌ ‌‍​ ​ ‌‌​‍‌‌​ ​‍​ ​‍​‍‌‌​ ‌‌‌​‌​​‍ ‍‌ ‌​‌‍‌‌‌ ‍​‌ ‌​​‍‌‍‌ ​​‌‍‌‌‌ ​‍‌ ​ ‌ ​​‌‍‌‌‌‍​ ‌ ‌​‌‍‍‌‌ ‌‍‌‍‌‌​ ‌‌ ​​‌ ‌‌‌‍​‍‌‍ ​‌‍‍‌‌ ​ ‌‍‍​‌‍‌‌‌‍‌​​‍​‍‌ ‌English​​​​‌ ‍ ​‍​‍‌‍ ‌ ​‍‌‍‍‌‌‍‌ ‌‍‍‌‌‍ ‍​‍​‍​ ‍‍​‍​‍‌ ​ ‌‍​‌‌‍ ‍‌‍‍‌‌ ‌​‌ ‍‌​‍ ‍‌‍‍‌‌‍ ​‍​‍​‍ ​​‍​‍‌‍‍​‌ ​‍‌‍‌‌‌‍‌‍​‍​‍​ ‍‍​‍​‍‌‍‍​‌ ‌​‌ ‌​‌ ​​‌ ​ ​ ‍‍​‍ ​‍ ‌ ‌​‌ ‌‌​‍ ‍‌ ​ ‌‍​‌‌‍ ‍‌‍‍‌‌ ‌​‌ ‍‌​‍ ‍‌ ​ ‌ ‌​‌ ‌‌‌‍‌​‌‍‍‌‌‍ ​‍ ‌‍‍‌‌‍ ‍‌ ‌​‌‍‌‌‌‍ ‍‌ ‌​​‍ ‌‍‌‌‌‍‌​‌‍‍‌‌ ‌​​‍ ‌‍ ‌‌‍ ‌‍‌​‌‍‌‌​ ‌‌ ​​‌ ​‍‌‍‌‌‌ ​ ‌‍‌‌‌‍ ‍‌ ‌​‌‍​‌‌ ‌​‌‍‍‌‌‍ ‌‍ ‍​ ‍ ‌‍‍‌‌‍‌​​ ‌‌‍‌‍‌‍ ‌‍ ‌ ‌​‌‍‌‌‌ ​‍​‍ ‌‌‍‌​‌‍​‌​ ‍ ‌ ‌​‌ ‍‌‌ ​​‌‍‌‌​ ‌‌‍‌‍‌‍ ‌‍ ‌ ‌​‌‍‌‌‌ ​‍​ ‍ ‌ ​​‌‍​‌‌ ‌​‌‍‍​​ ‌‌‍​ ‌‍ ‌‍ ​‌ ‌‌‌‍ ‌‌‍ ‍‌ ​ ​‍‌‌​ ‌‌‌​​‍‌‌ ‌‍‍ ‌‍‌‌‌ ‍‌​‍‌‌​ ​ ‌​‌​​‍‌‌​ ​ ‌​‌​​‍‌‌​ ​‍​ ​‍‌‍​‌​ ‌‌​ ​‌​ ‌‍​ ‍‌​ ​ ​ ‍​​ ​‍​‍‌‌​ ​‍​ ​‍​‍‌‌​ ‌‌‌​‌​​‍ ‍‌‍​‍‌‍ ‌‍‌​‌ ‍‌​‍‌‌​ ‌‌‌​​‍‌‌ ‌‍‍ ‌‍‌‌‌ ‍‌​‍‌‌​ ​ ‌​‌​​‍‌‌​ ​ ‌​‌​​‍‌‌​ ​‍​ ​‍​ ​‍​ ‍​​ ​ ‌‍​ ​ ​‌​ ​‍​ ‌ ‌‍​ ​‍‌‌​ ​‍​ ​‍​‍‌‌​ ‌‌‌​‌​​‍ ‍‌‍​ ‌‍‍​‌‍‍‌‌‍ ​‌‍‌​‌ ​‍‌‍‌‌‌‍ ‍​‍‌‌​ ‌‌‌​​‍‌‌ ‌‍‍ ‌‍‌‌‌ ‍‌​‍‌‌​ ​ ‌​‌​​‍‌‌​ ​ ‌​‌​​‍‌‌​ ​‍​ ​‍‌‍​ ​ ‍‌​ ​‍​ ‌‍​ ​ ​ ‌‌‌‍‌‌​ ​​​‍‌‌​ ​‍​ ​‍​‍‌‌​ ‌‌‌​‌​​‍ ‍‌ ‌​‌‍‌‌‌ ‍​‌ ‌​​ ‌‍​‍‌‍​‌‌ ​ ‌‍‌‌‌‌‌‌‌ ​‍‌‍ ​​ ‌‌‍‍​‌ ‌​‌ ‌​‌ ​​‌ ​ ​‍‌‌​ ​ ‌​​‌​‍‌‌​ ​‍‌​‌‍​‍‌‌​ ​‍‌​‌‍‌ ‌​‌ ‌‌​‍ ‍‌ ​ ‌‍​‌‌‍ ‍‌‍‍‌‌ ‌​‌ ‍‌​‍ ‍‌ ​ ‌ ‌​‌ ‌‌‌‍‌​‌‍‍‌‌‍ ​‍‌‍‌‍‍‌‌‍‌​​ ‌‌‍‌‍‌‍ ‌‍ ‌ ‌​‌‍‌‌‌ ​‍​‍ ‌‌‍‌​‌‍​‌​‍‌‍‌ ‌​‌ ‍‌‌ ​​‌‍‌‌​ ‌‌‍‌‍‌‍ ‌‍ ‌ ‌​‌‍‌‌‌ ​‍​‍‌‍‌ ​​‌‍​‌‌ ‌​‌‍‍​​ ‌‌‍​ ‌‍ ‌‍ ​‌ ‌‌‌‍ ‌‌‍ ‍‌ ​ ​‍‌‌​ ‌‌‌​​‍‌‌ ‌‍‍ ‌‍‌‌‌ ‍‌​‍‌‌​ ​ ‌​‌​​‍‌‌​ ​ ‌​‌​​‍‌‌​ ​‍​ ​‍‌‍​‌​ ‌‌​ ​‌​ ‌‍​ ‍‌​ ​ ​ ‍​​ ​‍​‍‌‌​ ​‍​ ​‍​‍‌‌​ ‌‌‌​‌​​‍ ‍‌‍​‍‌‍ ‌‍‌​‌ ‍‌​‍‌‌​ ‌‌‌​​‍‌‌ ‌‍‍ ‌‍‌‌‌ ‍‌​‍‌‌​ ​ ‌​‌​​‍‌‌​ ​ ‌​‌​​‍‌‌​ ​‍​ ​‍​ ​‍​ ‍​​ ​ ‌‍​ ​ ​‌​ ​‍​ ‌ ‌‍​ ​‍‌‌​ ​‍​ ​‍​‍‌‌​ ‌‌‌​‌​​‍ ‍‌‍​ ‌‍‍​‌‍‍‌‌‍ ​‌‍‌​‌ ​‍‌‍‌‌‌‍ ‍​‍‌‌​ ‌‌‌​​‍‌‌ ‌‍‍ ‌‍‌‌‌ ‍‌​‍‌‌​ ​ ‌​‌​​‍‌‌​ ​ ‌​‌​​‍‌‌​ ​‍​ ​‍‌‍​ ​ ‍‌​ ​‍​ ‌‍​ ​ ​ ‌‌‌‍‌‌​ ​​​‍‌‌​ ​‍​ ​‍​‍‌‌​ ‌‌‌​‌​​‍ ‍‌ ‌​‌‍‌‌‌ ‍​‌ ‌​​‍‌‍‌ ​​‌‍‌‌‌ ​‍‌ ​ ‌ ​​‌‍‌‌‌‍​ ‌ ‌​‌‍‍‌‌ ‌‍‌‍‌‌​ ‌‌ ​​‌ ‌‌‌‍​‍‌‍ ​‌‍‍‌‌ ​ ‌‍‍​‌‍‌‌‌‍‌​​‍​‍‌ ‌